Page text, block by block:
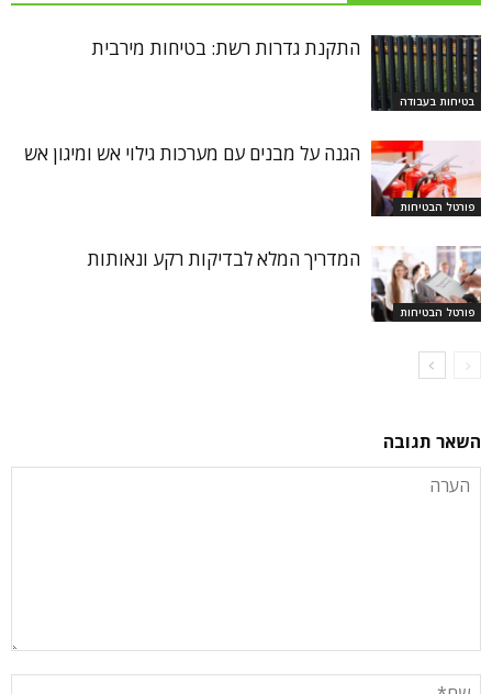
בטיחות בעבודה
התקנת גדרות רשת: בטיחות מירבית
פורטל הבטיחות
הגנה על מבנים עם מערכות גילוי אש ומיגון אש
פורטל הבטיחות
המדריך המלא לבדיקות רקע ונאותות
השאר תגובה